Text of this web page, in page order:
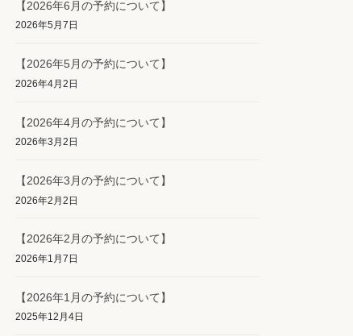
【2026年6月の予約について】
2026年5月7日
【2026年5月の予約について】
2026年4月2日
【2026年4月の予約について】
2026年3月2日
【2026年3月の予約について】
2026年2月2日
【2026年2月の予約について】
2026年1月7日
【2026年1月の予約について】
2025年12月4日